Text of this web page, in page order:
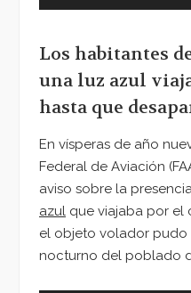
Los habitantes
una luz azul
hasta que
En vísperas de año
Federal de Aviación
aviso sobre la
azul que viajaba por el
el objeto volador pudo
nocturno del poblado